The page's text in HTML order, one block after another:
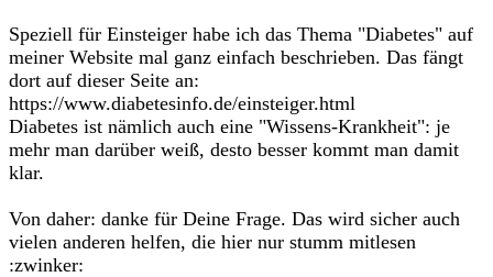
Speziell für Einsteiger habe ich das Thema "Diabetes" auf
meiner Website mal ganz einfach beschrieben. Das fängt
dort auf dieser Seite an:
https://www.diabetesinfo.de/einsteiger.html
Diabetes ist nämlich auch eine "Wissens-Krankheit": je
mehr man darüber weiß, desto besser kommt man damit
klar.
Von daher: danke für Deine Frage. Das wird sicher auch
vielen anderen helfen, die hier nur stumm mitlesen
:zwinker: